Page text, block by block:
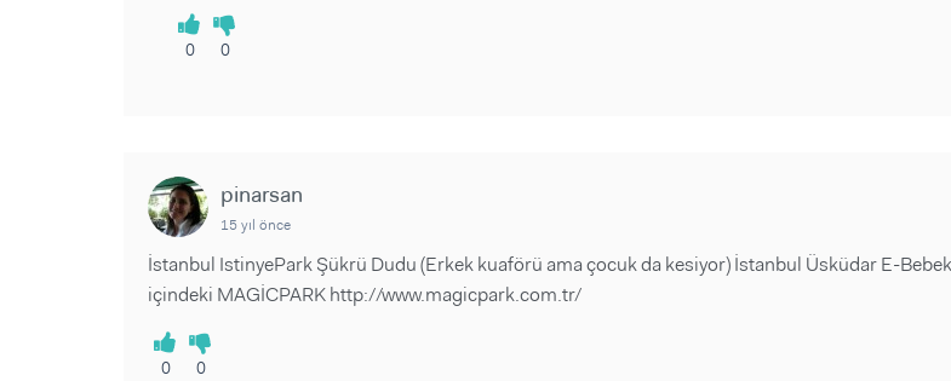
0 0
pinarsan
15 yıl önce
İstanbul IstinyePark Şükrü Dudu (Erkek kuaförü ama çocuk da kesiyor) İstanbul Üsküdar E-
içindeki MAGİCPARK http://www.magicpark.com.tr/
0 0